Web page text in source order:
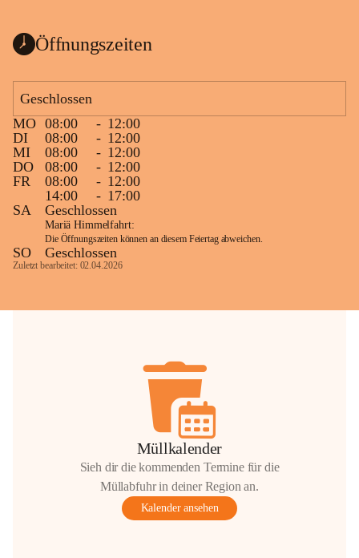
Öffnungszeiten
Geschlossen
MO 08:00 - 12:00
DI
08:00 - 12:00
MI
08:00 - 12:00
DO
08:00 - 12:00
FR
08:00 - 12:00
14:00
- 17:00
SA
Geschlossen
Mariä Himmelfahrt:
Die Öffnungszeiten können an diesem Feiertag abweichen.
SO Geschlossen
Zuletzt bearbeitet: 02.04.2026
Müllkalender
Sieh dir die kommenden Termine für die
Müllabfuhr in deiner Region an.
Kalender ansehen